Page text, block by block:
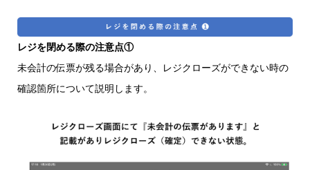
レジを閉める際の注意点①
未会計の伝票が残る場合があり、レジクローズができない時の
確認箇所について説明します。